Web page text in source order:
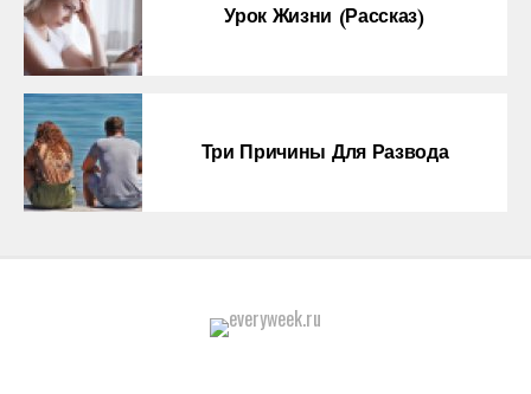
Урок Жизни (рассказ)
Три Причины Для Развода